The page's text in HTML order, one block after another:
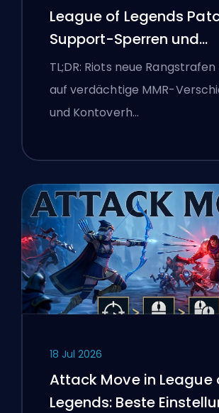
League of Legends
Support-Sperren und
Boosting-Flaggen
TL;DR: Riots neue
auf verdächtige MMR-
und Kontoverh…
18 Jul 2026
Attack Move in League
Legends: Beste